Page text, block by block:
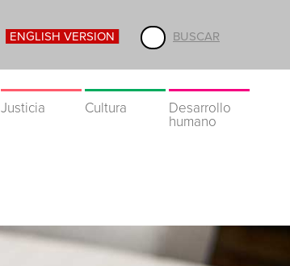
BUSCAR
ENGLISH VERSION
Justicia Cultura
Desarrollo
humano